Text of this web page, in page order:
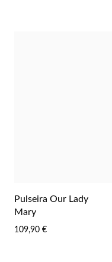
Pulseira Our Lady
Mary
109,90 €